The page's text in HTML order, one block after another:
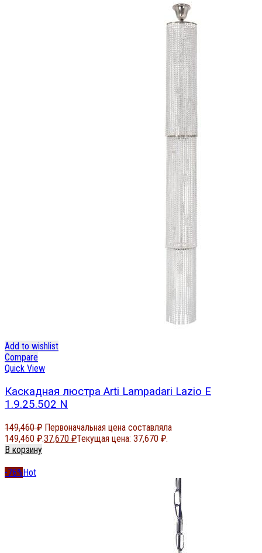
Add to wishlist
Compare
Quick View
Каскадная люстра Arti Lampadari Lazio E
1.9.25.502 N
149,460₽ Первоначальная цена составляла
149,460 ₽.37,670 ₽Текущая цена: 37,670 ₽.
В корзину
-76%Hot